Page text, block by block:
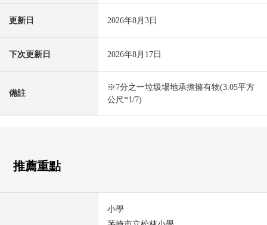
更新日 2026年8月3日
下次更新日 2026年8月17日
備註
※7分之一垃圾場地承擔擁有物(3.05平方
公尺*1/7)
推薦重點
小學